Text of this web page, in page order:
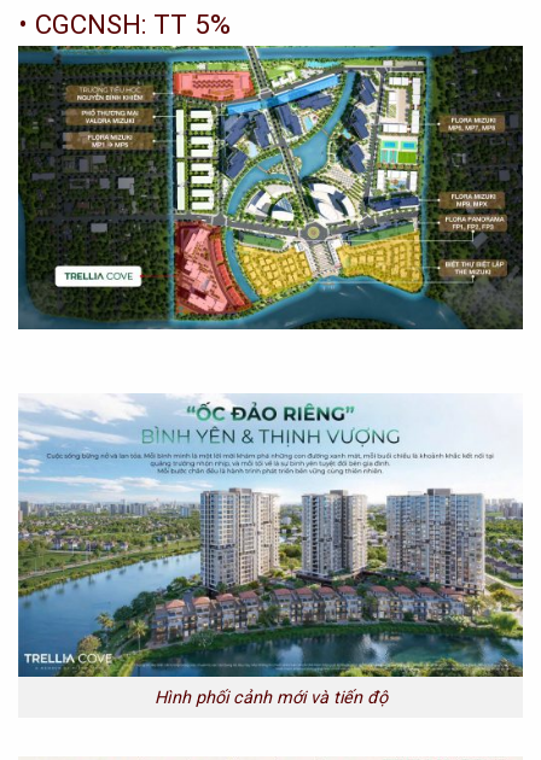
• CGCNSH: TT 5%
Hình phối cảnh mới và tiến độ